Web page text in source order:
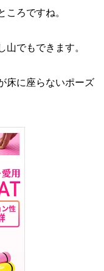
ころですね。
山でもできます。
床に座らないポーズ